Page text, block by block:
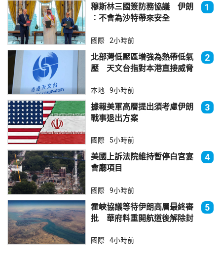
穆斯林三國簽防務協議 伊朗
︰不會為沙特帶來安全
1
國際 2小時前
北部灣低壓區增強為熱帶低氣
壓 天文台指對本港直接威脅
2
本地 9小時前
據報美軍高層提出須考慮伊朗
戰事退出方案
3
國際 5小時前
美國上訴法院維持暫停白宮宴
會廳項目
4
國際 9小時前
霍峽協議等待伊朗高層最終審
批 華府料重開航道後解除封
5
國際 4小時前